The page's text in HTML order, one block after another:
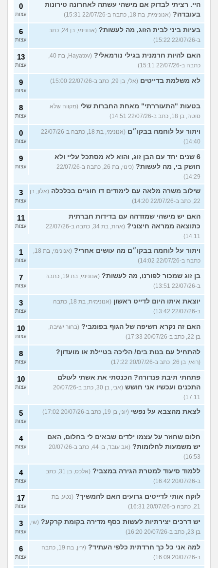
היי. רציתי לבדוק אם מישהי עשתה לאחרונה טירונות
בעובדה? (אנונימית, בת 18, כתבה ב-22/07/26 15:31)
0
עצות
בעיות ביני לבית הזוג, מה לעשות?
(אנונימי, בן 24, כתב
ב-22/07/26 15:22)
6
עצות
האם להיות חרמנית בגילי נורמאלי?
(Hayatov, בת 40,
כתבה ב-22/07/26 15:11)
13
עצות
לא משלמת בדייטים (אלי, בן 29, כתב ב-22/07/26 15:00) 9
עצות
בטעות "התעוררתי" מאחת החברות שלי (מקווה שלא
סוטה, בן 18, כתב ב-22/07/26 14:51)
8
עצות
ויתור על לוחמה בבקו״ם
(אנונימי, בת 18, כתבה ב-22/07/26
14:40)
0
עצות
6 שנים יחד עם הבן זוג, והוא לא מסתכל עליי ולא
חושק בי, מה לעשות?
(כינוי, בת 26, כתבה ב-22/07/26
14:29)
9
עצות
שילוב משרה מלאה עם לימודים דו חוגיים בכלכלה (אלון, בן
22, כתב ב-22/07/26 14:20)
3
עצות
האם יש מישהי שמזדהה עם בדידות חברתית
כתוצאה ממראה חיצוני?
(אחת, בת 34, כתבה ב-22/07/26
14:11)
11
עצות
ויתור על לוחמה בבקו״ם מה עושים אחרי?
(אנונימי, בת 18,
כתבה ב-22/07/26 14:02)
1
עצות
בן זוג שמכור לפורנו, מה לעשות?
(אנונימי, בת 19, כתבה
ב-22/07/26 13:51)
7
עצות
יוצאת איתו היום לדייט ראשון
(אנונימית, בת 18, כתבה
ב-22/07/26 13:42)
3
עצות
האם זה נקרא חשיפה של הגוף בפומבי? (בחור ישיבה,
בן 22, כתב ב-20/07/26 17:33)
10
עצות
להתחיל עם בנות בים/ הליכה בטיילת או מועדון?
(רואי, בן 26, כתב ב-20/07/26 17:22)
8
עצות
פתחתי תיבת פנדורה? הכנסתי את אשתי לעולם
התכנים ועכשיו אני חושש
(אבי, בן 30, כתב ב-20/07/26
17:11)
10
עצות
לצאת מהצבא על נפשי (יוני, בן 19, כתב ב-20/07/26 17:02) 5
עצות
חלום שחוזר על עצמו ילדים שבאים לי בחלום, האם
יש משמעות לחלומות?
(אב עובד, בן 44, כתב ב-20/07/26
16:53)
4
עצות
ללמוד סיעוד למטרת הגירה במצבי?
(אלכס, בן 31, כתב
ב-20/07/26 16:42)
4
עצות
לוקח אותי לדייטים גרועים האם להמשיך? (נטע, בת
21, כתבה ב-20/07/26 16:31)
17
עצות
יש דרכים יצירתיות לעשות כסף מדירה בקומת קרקע? (שי,
בן 23, כתב ב-20/07/26 16:20)
3
עצות
למה אני כל כך חרדתית כלפי העתיד?
(ירין, בת 19, כתבה
ב-20/07/26 16:09)
6
עצות